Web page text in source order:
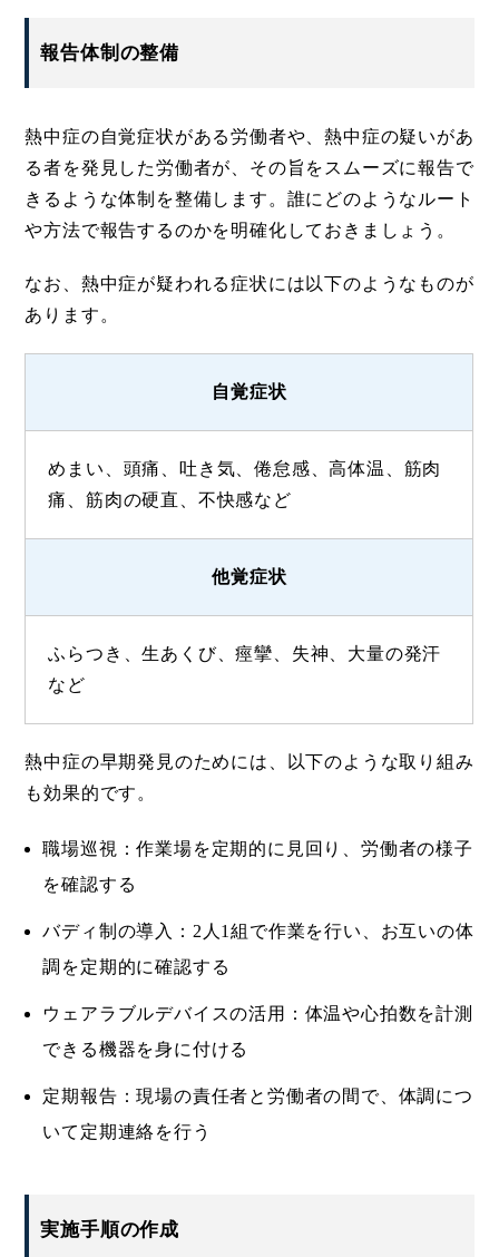
報告体制の整備
熱中症の自覚症状がある労働者や、熱中症の疑いがあ
る者を発見した労働者が、その旨をスムーズに報告で
きるような体制を整備します。誰にどのようなルート
や方法で報告するのかを明確化しておきましょう。
なお、熱中症が疑われる症状には以下のようなものが
あります。
自覚症状
めまい、頭痛、吐き気、倦怠感、高体温、筋肉
痛、筋肉の硬直、不快感など
他覚症状
ふらつき、生あくび、痙攣、失神、大量の発汗
など
熱中症の早期発見のためには、以下のような取り組み
も効果的です。
職場巡視：作業場を定期的に見回り、労働者の様子
を確認する
バディ制の導入：2人1組で作業を行い、お互いの体
調を定期的に確認する
ウェアラブルデバイスの活用：体温や心拍数を計測
できる機器を身に付ける
定期報告：現場の責任者と労働者の間で、体調につ
いて定期連絡を行う
実施手順の作成